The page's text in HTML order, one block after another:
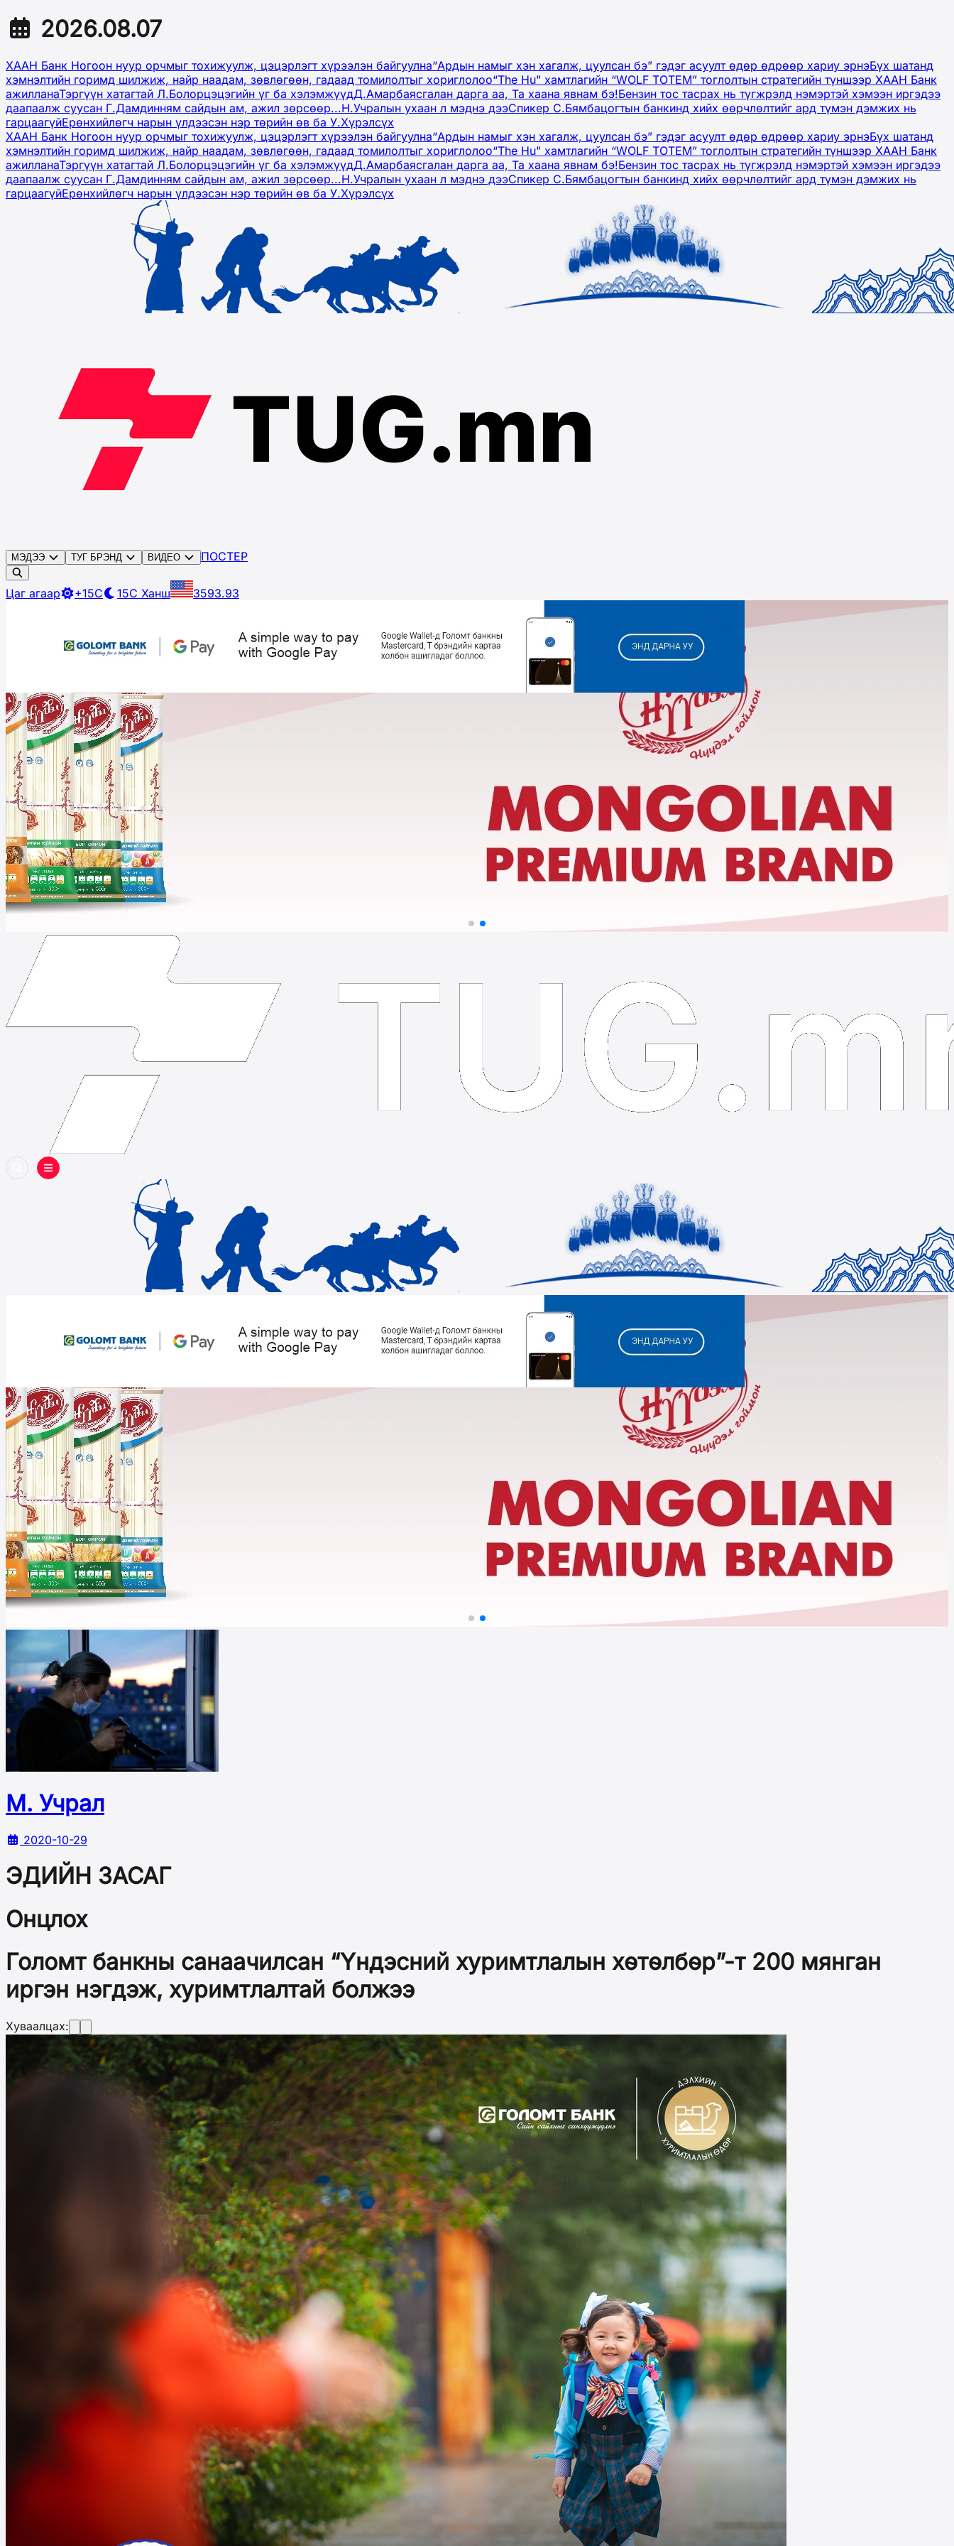
2026.08.07
ХААН Банк Ногоон нуур орчмыг тохижуулж, цэцэрлэгт хүрээлэн байгуулна“Ардын намыг хэн хагалж, цуулсан бэ” гэдэг асуулт өдөр өдрөөр хариу эрнэБүх шатанд
хэмнэлтийн горимд шилжиж, найр наадам, зөвлөгөөн, гадаад томилолтыг хориглолоо“The Hu" хамтлагийн “WOLF TOTEM” тоглолтын стратегийн түншээр ХААН Банк
ажилланаТэргүүн хатагтай Л.Болорцэцэгийн үг ба хэлэмжүүдД.Амарбаясгалан дарга аа, Та хаана явнам бэ!Бензин тос тасрах нь түгжрэлд нэмэртэй хэмээн иргэдээ
даапаалж суусан Г.Дамдинням сайдын ам, ажил зөрсөөр...Н.Учралын ухаан л мэднэ дээСпикер С.Бямбацогтын банкинд хийх өөрчлөлтийг ард түмэн дэмжих нь
гарцаагүйЕрөнхийлөгч нарын үлдээсэн нэр төрийн өв ба У.Хүрэлсүх
ХААН Банк Ногоон нуур орчмыг тохижуулж, цэцэрлэгт хүрээлэн байгуулна“Ардын намыг хэн хагалж, цуулсан бэ” гэдэг асуулт өдөр өдрөөр хариу эрнэБүх шатанд
хэмнэлтийн горимд шилжиж, найр наадам, зөвлөгөөн, гадаад томилолтыг хориглолоо“The Hu" хамтлагийн “WOLF TOTEM” тоглолтын стратегийн түншээр ХААН Банк
ажилланаТэргүүн хатагтай Л.Болорцэцэгийн үг ба хэлэмжүүдД.Амарбаясгалан дарга аа, Та хаана явнам бэ!Бензин тос тасрах нь түгжрэлд нэмэртэй хэмээн иргэдээ
даапаалж суусан Г.Дамдинням сайдын ам, ажил зөрсөөр...Н.Учралын ухаан л мэднэ дээСпикер С.Бямбацогтын банкинд хийх өөрчлөлтийг ард түмэн дэмжих нь
гарцаагүйЕрөнхийлөгч нарын үлдээсэн нэр төрийн өв ба У.Хүрэлсүх
МЭДЭЭ ТУГ БРЭНД ВИДЕО ПОСТЕР
Цаг агаар +15C 15C Ханш 3593.93
М. Учрал
2020-10-29
ЭДИЙН ЗАСАГ
Онцлох
Голомт банкны санаачилсан “Үндэсний хуримтлалын хөтөлбөр”-т 200 мянган
иргэн нэгдэж, хуримтлалтай болжээ
Хуваалцах: